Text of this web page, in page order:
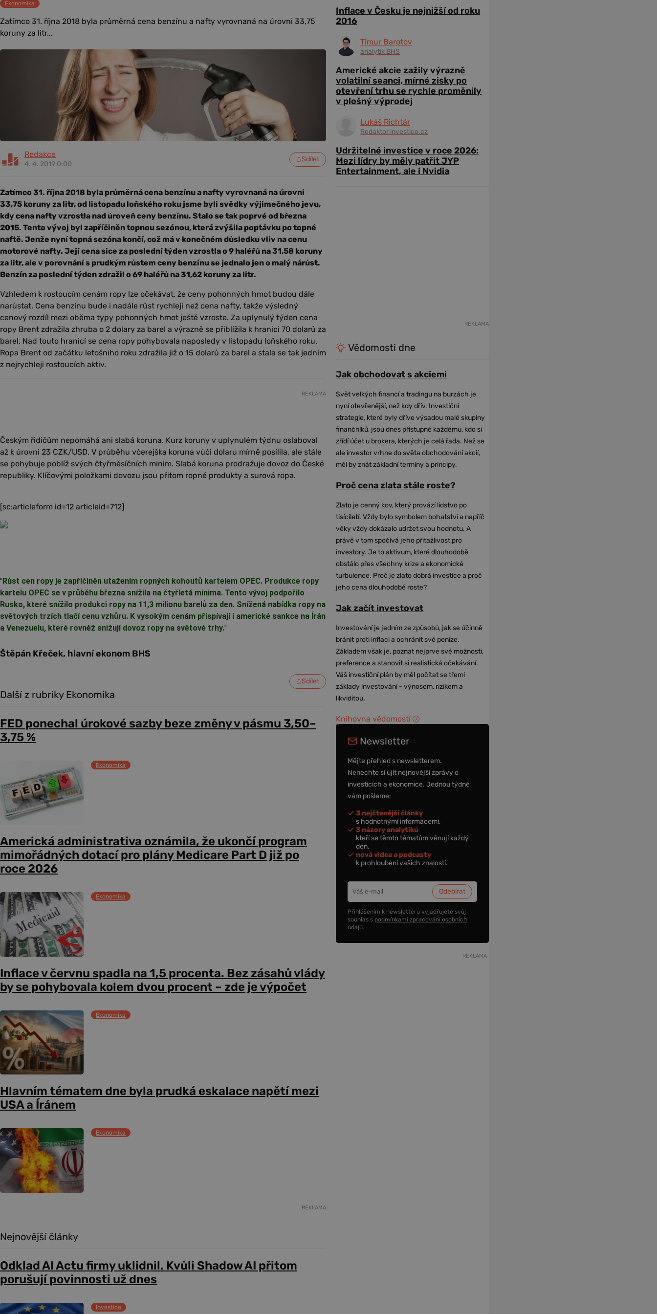
Ekonomika
Zatímco 31. října 2018 byla průměrná cena benzínu a nafty vyrovnaná na úrovni 33,75
koruny za litr...
Redakce
4. 4. 2019 0:00
Sdílet
Zatímco 31. října 2018 byla průměrná cena benzínu a nafty vyrovnaná na úrovni
33,75 koruny za litr, od listopadu loňského roku jsme byli svědky výjimečného jevu,
kdy cena nafty vzrostla nad úroveň ceny benzínu. Stalo se tak poprvé od března
2015. Tento vývoj byl zapříčiněn topnou sezónou, která zvýšila poptávku po topné
naftě. Jenže nyní topná sezóna končí, což má v konečném důsledku vliv na cenu
motorové nafty. Její cena sice za poslední týden vzrostla o 9 haléřů na 31,58 koruny
za litr, ale v porovnání s prudkým růstem ceny benzínu se jednalo jen o malý nárůst.
Benzín za poslední týden zdražil o 69 haléřů na 31,62 koruny za litr.
Vzhledem k rostoucím cenám ropy lze očekávat, že ceny pohonných hmot budou dále
narůstat. Cena benzínu bude i nadále růst rychleji než cena nafty, takže výsledný
cenový rozdíl mezi oběma typy pohonných hmot ještě vzroste. Za uplynulý týden cena
ropy Brent zdražila zhruba o 2 dolary za barel a výrazně se přiblížila k hranici 70 dolarů za
barel. Nad touto hranicí se cena ropy pohybovala naposledy v listopadu loňského roku.
Ropa Brent od začátku letošního roku zdražila již o 15 dolarů za barel a stala se tak jedním
z nejrychleji rostoucích aktiv.
REKLAMA
Českým řidičům nepomáhá ani slabá koruna. Kurz koruny v uplynulém týdnu oslaboval
až k úrovni 23 CZK/USD. V průběhu včerejška koruna vůči dolaru mírně posílila, ale stále
se pohybuje poblíž svých čtyřměsíčních minim. Slabá koruna prodražuje dovoz do České
republiky. Klíčovými položkami dovozu jsou přitom ropné produkty a surová ropa.
[sc:articleform id=12 articleid=712]
"Růst cen ropy je zapříčiněn utažením ropných kohoutů kartelem OPEC. Produkce ropy
kartelu OPEC se v průběhu března snížila na čtyřletá minima. Tento vývoj podpořilo
Rusko, které snížilo produkci ropy na 11,3 milionu barelů za den. Snížená nabídka ropy na
světových trzích tlačí cenu vzhůru. K vysokým cenám přispívají i americké sankce na Írán
a Venezuelu, které rovněž snižují dovoz ropy na světové trhy."
Štěpán Křeček, hlavní ekonom BHS
Sdílet
Další z rubriky Ekonomika
FED ponechal úrokové sazby beze změny v pásmu 3,50–
3,75 %
Ekonomika
Americká administrativa oznámila, že ukončí program
mimořádných dotací pro plány Medicare Part D již po
roce 2026
Ekonomika
Inflace v červnu spadla na 1,5 procenta. Bez zásahů vlády
by se pohybovala kolem dvou procent – zde je výpočet
Ekonomika
Hlavním tématem dne byla prudká eskalace napětí mezi
USA a Íránem
Ekonomika
REKLAMA
Nejnovější články
Odklad AI Actu firmy uklidnil. Kvůli Shadow AI přitom
porušují povinnosti už dnes
Investice
Inflace v Česku je nejnižší od roku
2016
Timur Barotov
analytik BHS
Americké akcie zažily výrazně
volatilní seanci, mírné zisky po
otevření trhu se rychle proměnily
v plošný výprodej
Lukáš Richtár
Redaktor investice.cz
Udržitelné investice v roce 2026:
Mezi lídry by měly patřit JYP
Entertainment, ale i Nvidia
REKLAMA
Vědomosti dne
Jak obchodovat s akciemi
Svět velkých financí a tradingu na burzách je
nyní otevřenější, než kdy dřív. Investiční
strategie, které byly dříve výsadou malé skupiny
finančníků, jsou dnes přístupné každému, kdo si
zřídí účet u brokera, kterých je celá řada. Než se
ale investor vrhne do světa obchodování akcií,
měl by znát základní termíny a principy.
Proč cena zlata stále roste?
Zlato je cenný kov, který provází lidstvo po
tisíciletí. Vždy bylo symbolem bohatství a napříč
věky vždy dokázalo udržet svou hodnotu. A
právě v tom spočívá jeho přitažlivost pro
investory. Je to aktivum, které dlouhodobě
obstálo přes všechny krize a ekonomické
turbulence. Proč je zlato dobrá investice a proč
jeho cena dlouhodobě roste?
Jak začít investovat
Investování je jedním ze způsobů, jak se účinně
bránit proti inflaci a ochránit své peníze.
Základem však je, poznat nejprve své možnosti,
preference a stanovit si realistická očekávání.
Váš investiční plán by měl počítat se třemi
základy investování - výnosem, rizikem a
likviditou.
Knihovna vědomostí
Newsletter
Mějte přehled s newsletterem.
Nenechte si ujít nejnovější zprávy o
investicích a ekonomice. Jednou týdně
vám pošleme:
3 nejčtenější články
s hodnotnými informacemi,
3 názory analytiků
kteří se těmto tématům věnují každý
den,
nová videa a podcasty
k prohloubení vašich znalostí.
Přihlášením k newsletteru vyjadřujete svůj
souhlas s podmínkami zpracování osobních
údajů.
REKLAMA